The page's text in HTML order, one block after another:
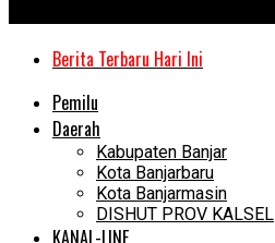
Berita Terbaru Hari Ini
Pemilu
Daerah
Kabupaten Banjar
Kota Banjarbaru
Kota Banjarmasin
DISHUT PROV KALSEL
KANAL-LINE